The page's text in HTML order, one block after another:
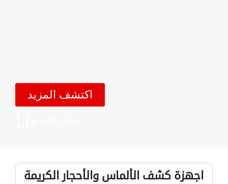
اكتشف المزيد
اجهزة كشف الألماس والأحجار الكريمة